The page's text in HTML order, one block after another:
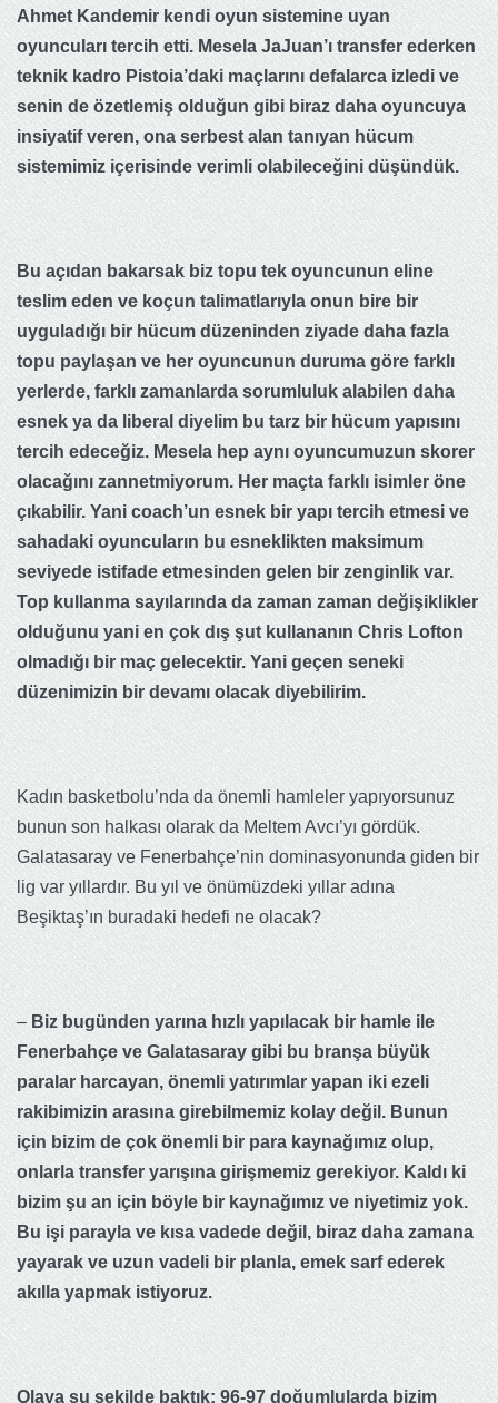
Ahmet Kandemir kendi oyun sistemine uyan
oyuncuları tercih etti. Mesela JaJuan’ı transfer ederken
teknik kadro Pistoia’daki maçlarını defalarca izledi ve
senin de özetlemiş olduğun gibi biraz daha oyuncuya
insiyatif veren, ona serbest alan tanıyan hücum
sistemimiz içerisinde verimli olabileceğini düşündük.
Bu açıdan bakarsak biz topu tek oyuncunun eline
teslim eden ve koçun talimatlarıyla onun bire bir
uyguladığı bir hücum düzeninden ziyade daha fazla
topu paylaşan ve her oyuncunun duruma göre farklı
yerlerde, farklı zamanlarda sorumluluk alabilen daha
esnek ya da liberal diyelim bu tarz bir hücum yapısını
tercih edeceğiz. Mesela hep aynı oyuncumuzun skorer
olacağını zannetmiyorum. Her maçta farklı isimler öne
çıkabilir. Yani coach’un esnek bir yapı tercih etmesi ve
sahadaki oyuncuların bu esneklikten maksimum
seviyede istifade etmesinden gelen bir zenginlik var.
Top kullanma sayılarında da zaman zaman değişiklikler
olduğunu yani en çok dış şut kullananın Chris Lofton
olmadığı bir maç gelecektir. Yani geçen seneki
düzenimizin bir devamı olacak diyebilirim.
Kadın basketbolu’nda da önemli hamleler yapıyorsunuz
bunun son halkası olarak da Meltem Avcı’yı gördük.
Galatasaray ve Fenerbahçe’nin dominasyonunda giden bir
lig var yıllardır. Bu yıl ve önümüzdeki yıllar adına
Beşiktaş’ın buradaki hedefi ne olacak?
– Biz bugünden yarına hızlı yapılacak bir hamle ile
Fenerbahçe ve Galatasaray gibi bu branşa büyük
paralar harcayan, önemli yatırımlar yapan iki ezeli
rakibimizin arasına girebilmemiz kolay değil. Bunun
için bizim de çok önemli bir para kaynağımız olup,
onlarla transfer yarışına girişmemiz gerekiyor. Kaldı ki
bizim şu an için böyle bir kaynağımız ve niyetimiz yok.
Bu işi parayla ve kısa vadede değil, biraz daha zamana
yayarak ve uzun vadeli bir planla, emek sarf ederek
akılla yapmak istiyoruz.
Olaya şu şekilde baktık; 96-97 doğumlularda bizim